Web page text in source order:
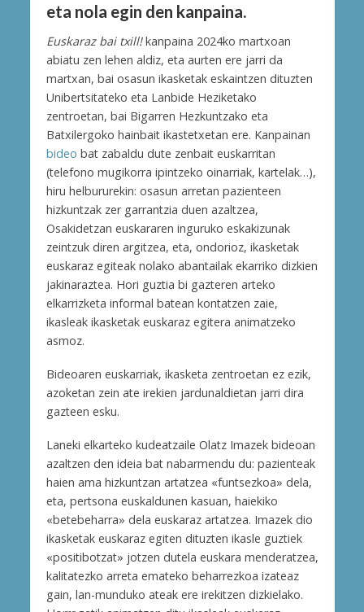
eta nola egin den kanpaina.
Euskaraz bai txill!kanpaina 2024ko martxoan
abiatu zen lehen aldiz, eta aurten ere jarri da
martxan, bai osasun ikasketak eskaintzen dituzten
Unibertsitateko eta Lanbide Heziketako
zentroetan, bai Bigarren Hezkuntzako eta
Batxilergoko hainbait ikastetxetan ere. Kanpainan
bideo bat zabaldu dute zenbait euskarritan
(telefono mugikorra ipintzeko oinarriak, kartelak…),
hiru helbururekin: osasun arretan pazienteen
hizkuntzak zer garrantzia duen azaltzea,
Osakidetzan euskararen inguruko eskakizunak
zeintzuk diren argitzea, eta, ondorioz, ikasketak
euskaraz egiteak nolako abantailak ekarriko dizkien
jakinaraztea. Hori guztia bi gazteren arteko
elkarrizketa informal batean kontatzen zaie,
ikasleak ikasketak euskaraz egitera animatzeko
asmoz.
Bideoaren euskarriak, ikasketa zentroetan ez ezik,
azoketan zein ate irekien jardunaldietan jarri dira
gazteen esku.
Laneki elkarteko kudeatzaile Olatz Imazek bideoan
azaltzen den ideia bat nabarmendu du: pazienteak
haien ama hizkuntzan artatzea «funtsezkoa» dela,
eta, pertsona euskaldunen kasuan, haiekiko
«betebeharra» dela euskaraz artatzea. Imazek dio
ikasketak euskaraz egiten dituzten ikasle guztiek
«positibotzat» jotzen dutela euskara menderatzea,
kalitatezko arreta emateko beharrezkoa izateaz
gain, lan-munduko ateak ere irekitzen dizkielako.